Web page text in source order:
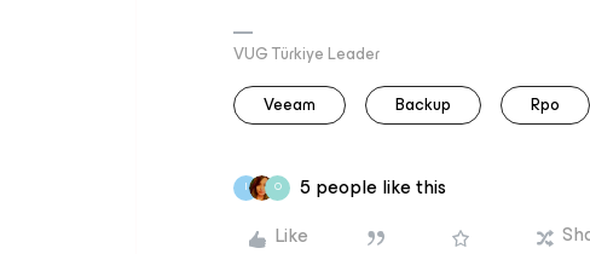
VUG Türkiye Leader
Veeam
Backup Rpo
I O
5 people like this
Like